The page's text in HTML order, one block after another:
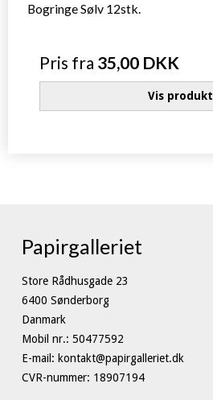
Bogringe Sølv 12stk.
Pris fra 35,00 DKK
Vis produkt
Papirgalleriet
Store Rådhusgade 23
6400 Sønderborg
Danmark
Mobil nr.: 50477592
E-mail : kontakt@papirgalleriet.dk
CVR-nummer: 18907194